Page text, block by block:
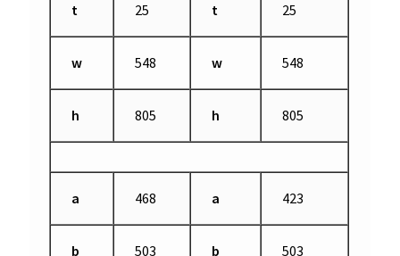
t 25 t 25
w 548 w 548
h 805 h 805
a 468 a 423
b 503 b 503